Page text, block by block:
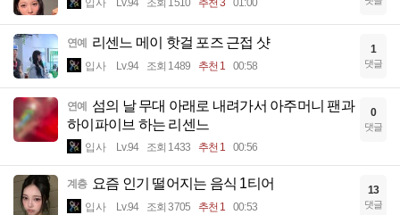
입사 Lv.94 조회 1510 추천 3 01:00
연예 리센느 메이 핫걸 포즈 근접 샷
입사 Lv.94 조회 1489 추천 1 00:58
1
댓글
연예
섬의 날 무대 아래로 내려가서 아주머니 팬과
하이파이브 하는 리센느
입사 Lv.94 조회 1433 추천 1 00:56
0
댓글
계층 요즘 인기 떨어지는 음식 1티어
입사 Lv.94 조회 3705 추천 1 00:53
13
댓글